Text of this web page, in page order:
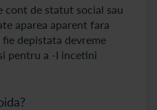
de statut social sau
aparea aparent fara
depistata devreme
pentru a -I incetini